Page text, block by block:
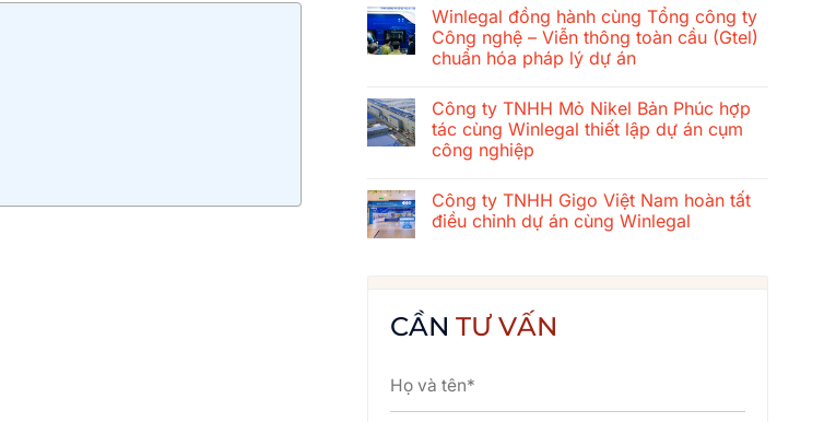
kết
mùa
hè
2026
của
Winlegal:
Cửa
Lò
–
–
Quê
Bác
bình
luận
ở
Tổng
xây
dựng
cơ
khí
Thăng
hóa
hệ
thống
Winlegal đồng hành cùng Tổng công ty
Công nghệ – Viễn thông toàn cầu (Gtel)
chuẩn hóa pháp lý dự án
bình
luận
ở
Winlegal
cùng
Tổng
công
toàn
cầu
hóa
pháp
Công ty TNHH Mỏ Nikel Bản Phúc hợp
tác cùng Winlegal thiết lập dự án cụm
công nghiệp
bình
luận
ở
Bản
Phúc
Winlegal
lập
Công ty TNHH Gigo Việt Nam hoàn tất
điều chỉnh dự án cùng Winlegal
Công
ty
Nam
tất
CẦNTƯ VẤN